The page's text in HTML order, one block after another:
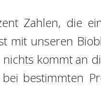
Zahlen, die
mit unseren
kommt an
bestimmten